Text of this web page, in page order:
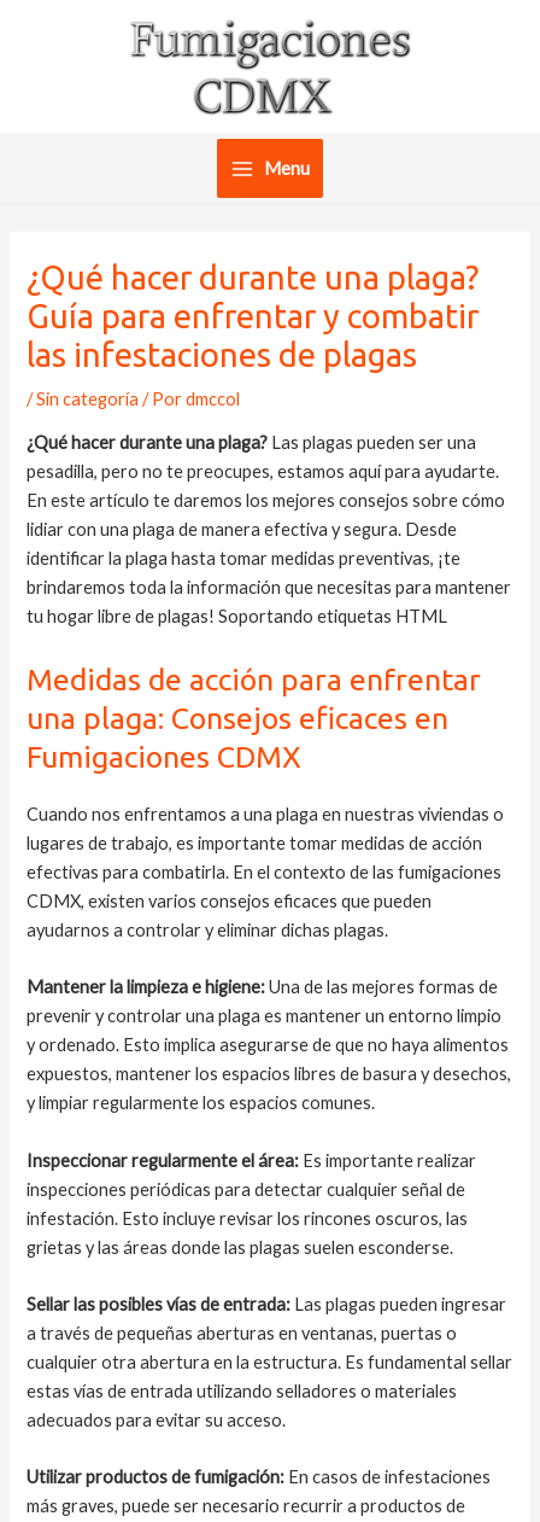
Main
Menu
¿Qué hacer durante una plaga?
Guía para enfrentar y combatir
las infestaciones de plagas
/Sin categoría / Pordmccol
¿Qué hacer durante una plaga? Las plagas pueden ser una
pesadilla, pero no te preocupes, estamos aquí para ayudarte.
En este artículo te daremos los mejores consejos sobre cómo
lidiar con una plaga de manera efectiva y segura. Desde
identificar la plaga hasta tomar medidas preventivas, ¡te
brindaremos toda la información que necesitas para mantener
tu hogar libre de plagas! Soportando etiquetas HTML
Medidas de acción para enfrentar
una plaga: Consejos eficaces en
Fumigaciones CDMX
Cuando nos enfrentamos a una plaga en nuestras viviendas o
lugares de trabajo, es importante tomar medidas de acción
efectivas para combatirla. En el contexto de las fumigaciones
CDMX, existen varios consejos eficaces que pueden
ayudarnos a controlar y eliminar dichas plagas.
Mantener la limpieza e higiene:Una de las mejores formas de
prevenir y controlar una plaga es mantener un entorno limpio
y ordenado. Esto implica asegurarse de que no haya alimentos
expuestos, mantener los espacios libres de basura y desechos,
y limpiar regularmente los espacios comunes.
Inspeccionar regularmente el área: Es importante realizar
inspecciones periódicas para detectar cualquier señal de
infestación. Esto incluye revisar los rincones oscuros, las
grietas y las áreas donde las plagas suelen esconderse.
Sellar las posibles vías de entrada: Las plagas pueden ingresar
a través de pequeñas aberturas en ventanas, puertas o
cualquier otra abertura en la estructura. Es fundamental sellar
estas vías de entrada utilizando selladores o materiales
adecuados para evitar su acceso.
Utilizar productos de fumigación: En casos de infestaciones
más graves, puede ser necesario recurrir a productos de